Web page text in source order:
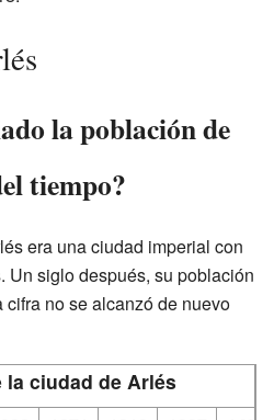
la población de
tiempo?
era una ciudad imperial con
Un siglo después, su población
no se alcanzó de nuevo
la ciudad de Arlés